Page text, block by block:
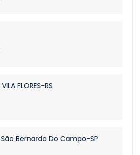
FLORES-RS
Bernardo Do Campo-SP